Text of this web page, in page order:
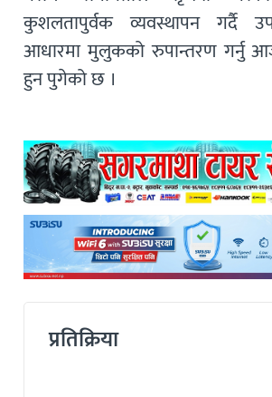
कुशलतापुर्वक व्यवस्थापन गर्दै
आधारमा मुलुकको रुपान्तरण गर्नु
हुन पुगेको छ ।
प्रतिक्रिया